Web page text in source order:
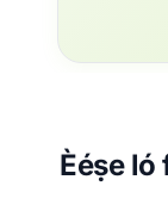
Èéṣe ló